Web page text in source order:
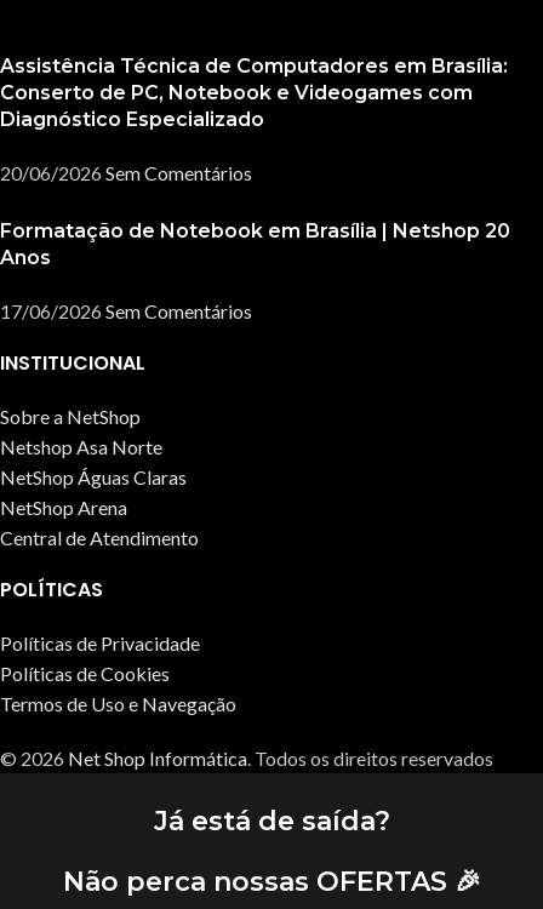
Assistência Técnica de Computadores em Brasília:
Conserto de PC, Notebook e Videogames com
Diagnóstico Especializado
20/06/2026 Sem Comentários
Formatação de Notebook em Brasília | Netshop 20
Anos
17/06/2026 Sem Comentários
INSTITUCIONAL
Sobre a NetShop
Netshop Asa Norte
NetShop Águas Claras
NetShop Arena
Central de Atendimento
POLÍTICAS
Políticas de Privacidade
Políticas de Cookies
Termos de Uso e Navegação
© 2026 Net Shop Informática . Todos os direitos reservados
Já está de saída?
Não perca nossas OFERTAS 🎉